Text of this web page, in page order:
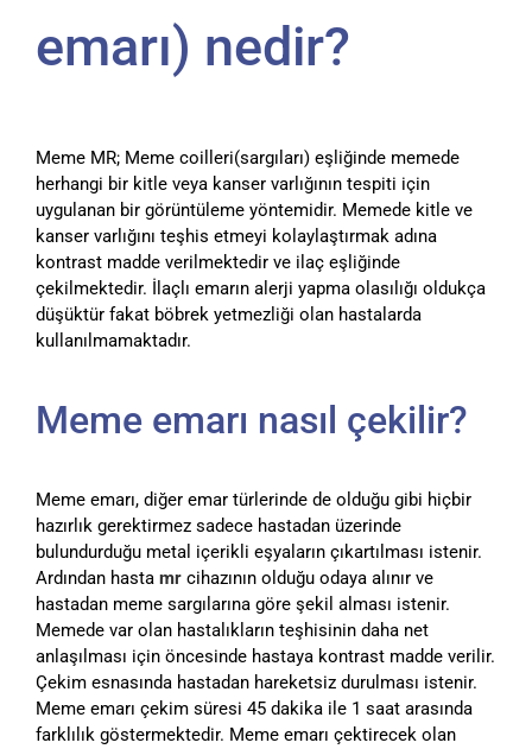
emarı) nedir?
Meme MR; Meme coilleri(sargıları) eşliğinde memede
herhangi bir kitle veya kanser varlığının tespiti için
uygulanan bir görüntüleme yöntemidir. Memede kitle ve
kanser varlığını teşhis etmeyi kolaylaştırmak adına
kontrast madde verilmektedir ve ilaç eşliğinde
çekilmektedir. İlaçlı emarın alerji yapma olasılığı oldukça
düşüktür fakat böbrek yetmezliği olan hastalarda
kullanılmamaktadır.
Meme emarı nasıl çekilir?
Meme emarı, diğer emar türlerinde de olduğu gibi hiçbir
hazırlık gerektirmez sadece hastadan üzerinde
bulundurduğu metal içerikli eşyaların çıkartılması istenir.
Ardından hasta mr cihazının olduğu odaya alınır ve
hastadan meme sargılarına göre şekil alması istenir.
Memede var olan hastalıkların teşhisinin daha net
anlaşılması için öncesinde hastaya kontrast madde verilir.
Çekim esnasında hastadan hareketsiz durulması istenir.
Meme emarı çekim süresi 45 dakika ile 1 saat arasında
farklılık göstermektedir. Meme emarı çektirecek olan